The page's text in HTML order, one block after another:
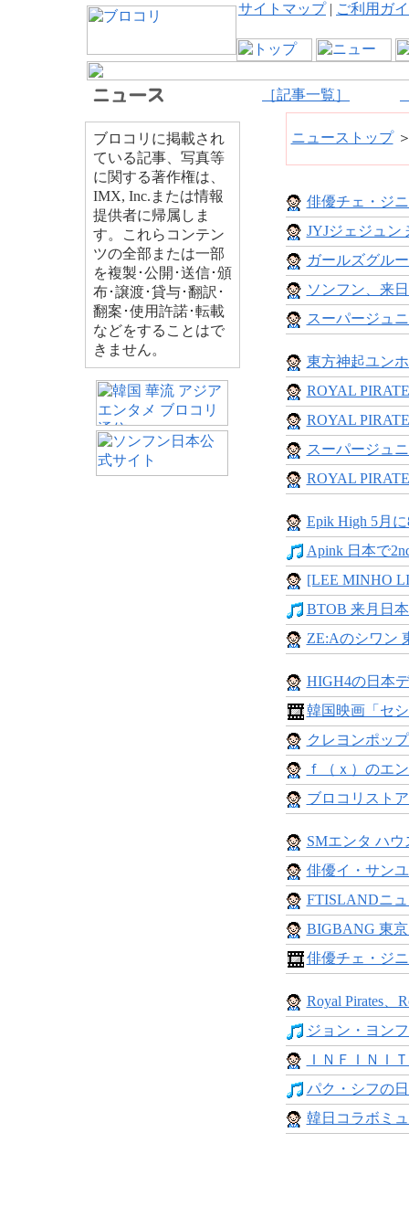
サイトマップ| ご利用ガ
［記事一覧］
ブロコリに掲載され
ている記事、写真等
に関する著作権は、
IMX, Inc.または情報
提供者に帰属しま
す。これらコンテン
ツの全部または一部
を複製･公開･送信･頒
布･譲渡･貸与･翻訳･
翻案･使用許諾･転載
などをすることはで
きません。
ニューストップ
俳優チェ・ジ
JYJジェジュン
ガールズグル
ソンフン、来
スーパージュ
東方神起ユン
ROYAL
ROYAL
スーパージュ
ROYAL
Epik High 5月
Apink 日本で
[LEE MINHO
BTOB 来月日
ZE:Aのシワン
HIGH4の日本
韓国映画「セ
クレヨンポッ
ｆ（ｘ）のエ
ブロコリスト
SMエンタ ハ
俳優イ・サン
FTISLANDニ
BIGBANG 東
俳優チェ・ジ
Royal Pirates、
ジョン・ヨン
ＩＮＦＩＮＩ
パク・シフの
韓日コラボミ